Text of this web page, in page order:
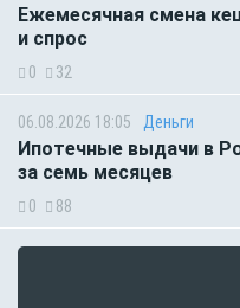
Ежемесячная смена
и спрос
0 32
06.08.2026 18:05 Деньги
Ипотечные выдачи в
за семь месяцев
0 88